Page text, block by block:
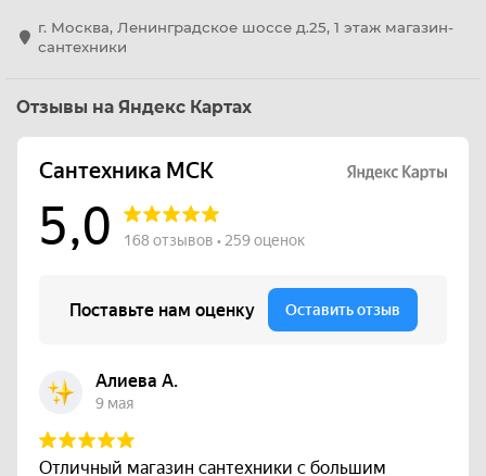
г. Москва, Ленинградское шоссе д.25, 1 этаж магазин-
сантехники
Отзывы на Яндекс Картах